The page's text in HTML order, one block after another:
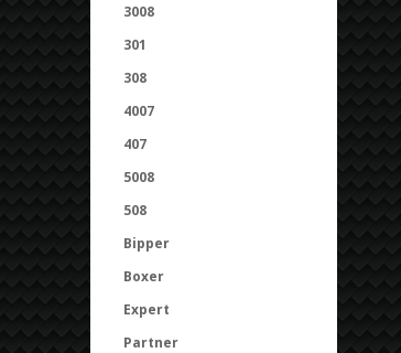
3008
301
308
4007
407
5008
508
Bipper
Boxer
Expert
Partner